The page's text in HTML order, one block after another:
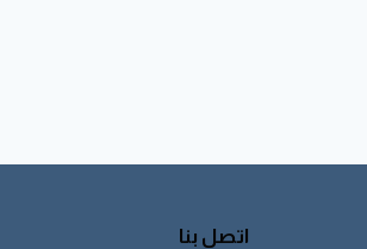
اتصل بنا